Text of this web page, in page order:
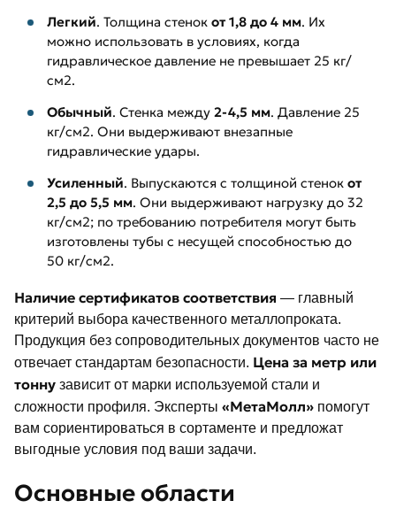
Легкий. Толщина стенок от 1,8 до 4 мм. Их
можно использовать в условиях, когда
гидравлическое давление не превышает 25 кг/
см2.
Обычный. Стенка между 2-4,5 мм. Давление 25
кг/см2. Они выдерживают внезапные
гидравлические удары.
Усиленный. Выпускаются с толщиной стенок от
2,5 до 5,5 мм. Они выдерживают нагрузку до 32
кг/см2; по требованию потребителя могут быть
изготовлены тубы с несущей способностью до
50 кг/см2.
Наличие сертификатов соответствия — главный
критерий выбора качественного металлопроката.
Продукция без сопроводительных документов часто не
отвечает стандартам безопасности. Цена за метр или
тонну зависит от марки используемой стали и
сложности профиля. Эксперты «МетаМолл» помогут
вам сориентироваться в сортаменте и предложат
выгодные условия под ваши задачи.
Основные области